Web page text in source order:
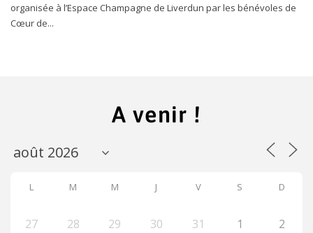
organisée à l’Espace Champagne de Liverdun par les bénévoles de
Cœur de...
A venir !
L M M J V S D
27 28 29 30 31 1 2